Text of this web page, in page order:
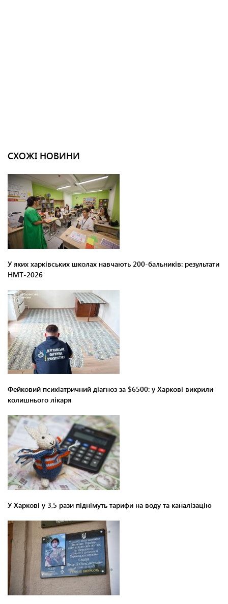
СХОЖІ НОВИНИ
У яких харківських школах навчають 200-бальників: результати
НМТ-2026
Фейковий психіатричний діагноз за $6500: у Харкові викрили
колишнього лікаря
У Харкові у 3,5 рази піднімуть тарифи на воду та каналізацію